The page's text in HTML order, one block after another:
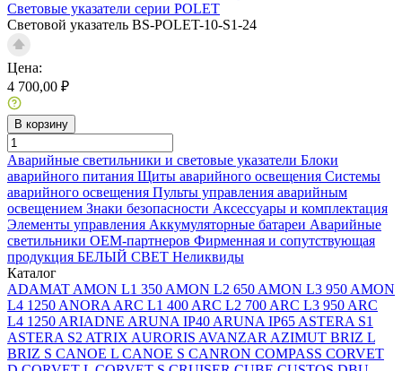
Световые указатели серии POLET
Световой указатель BS-POLET-10-S1-24
Цена:
4 700,00 ₽
В корзину
Аварийные светильники и световые указатели Блоки
аварийного питания Щиты аварийного освещения Системы
аварийного освещения Пульты управления аварийным
освещением Знаки безопасности Аксессуары и комплектация
Элементы управления Аккумуляторные батареи Аварийные
светильники ОЕМ-партнеров Фирменная и сопутствующая
продукция БЕЛЫЙ СВЕТ Неликвиды
Каталог
ADAMAT AMON L1 350 AMON L2 650 AMON L3 950 AMON
L4 1250 ANORA ARC L1 400 ARC L2 700 ARC L3 950 ARC
L4 1250 ARIADNE ARUNA IP40 ARUNA IP65 ASTERA S1
ASTERA S2 ATRIX AURORIS AVANZAR AZIMUT BRIZ L
BRIZ S CANOE L CANOE S CANRON COMPASS CORVET